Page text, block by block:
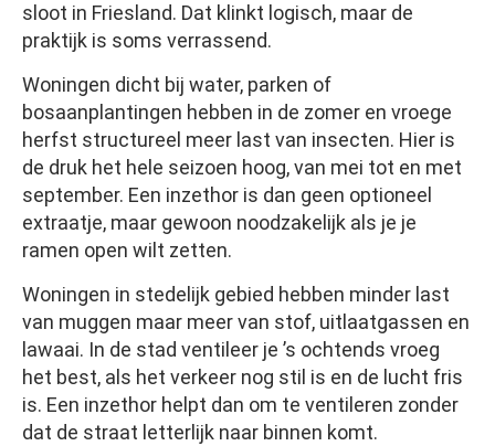
sloot in Friesland. Dat klinkt logisch, maar de
praktijk is soms verrassend.
Woningen dicht bij water, parken of
bosaanplantingen hebben in de zomer en vroege
herfst structureel meer last van insecten. Hier is
de druk het hele seizoen hoog, van mei tot en met
september. Een inzethor is dan geen optioneel
extraatje, maar gewoon noodzakelijk als je je
ramen open wilt zetten.
Woningen in stedelijk gebied hebben minder last
van muggen maar meer van stof, uitlaatgassen en
lawaai. In de stad ventileer je ’s ochtends vroeg
het best, als het verkeer nog stil is en de lucht fris
is. Een inzethor helpt dan om te ventileren zonder
dat de straat letterlijk naar binnen komt.